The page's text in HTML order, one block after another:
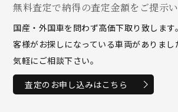
無料査定で納得の査定金額をご提示い
国産・外国車を問わず高価下取り致しま
客様がお探しになっている車両がありま
気軽にご相談下さい。
査定のお申し込みはこちら